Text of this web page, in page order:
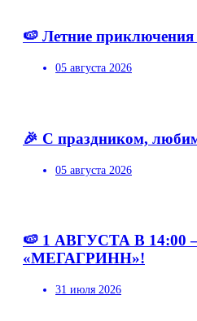
🍉 Летние
05 августа 2026
🎉 С праздником,
05 августа 2026
🍉 1 АВГУСТА В
«МЕГАГРИНН»!
31 июля 2026